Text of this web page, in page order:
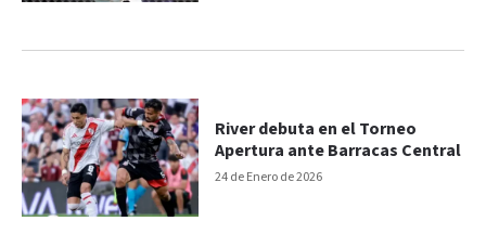
24 de Enero de 2026
River debuta en el Torneo
Apertura ante Barracas Central